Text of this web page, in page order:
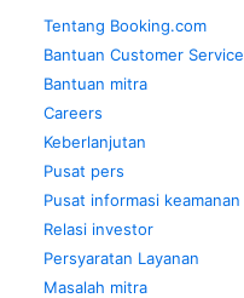
Tentang Booking.com
Bantuan Customer Service
Bantuan mitra
Careers
Keberlanjutan
Pusat pers
Pusat informasi keamanan
Relasi investor
Persyaratan Layanan
Masalah mitra